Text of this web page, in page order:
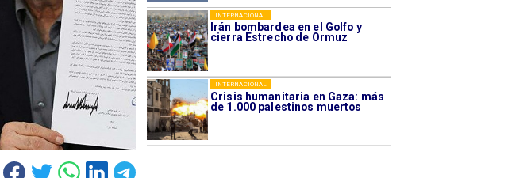
Irán bombardea en el Golfo y
cierra Estrecho de Ormuz
INTERNACIONAL
Crisis humanitaria en Gaza: más
de 1.000 palestinos muertos
INTERNACIONAL